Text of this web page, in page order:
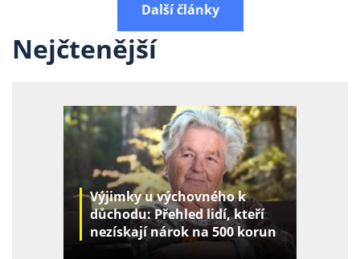
Další články
Nejčtenější
Výjimky u výchovného k
důchodu: Přehled lidí, kteří
nezískají nárok na 500 korun
za děti